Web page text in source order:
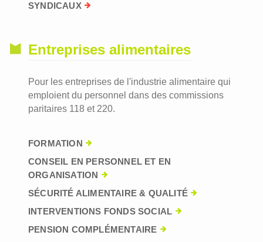
SYNDICAUX
Entreprises alimentaires
Pour les entreprises de l'industrie alimentaire qui
emploient du personnel dans des commissions
paritaires 118 et 220.
FORMATION
CONSEIL EN PERSONNEL ET EN
ORGANISATION
SÉCURITÉ ALIMENTAIRE & QUALITÉ
INTERVENTIONS FONDS SOCIAL
PENSION COMPLÉMENTAIRE